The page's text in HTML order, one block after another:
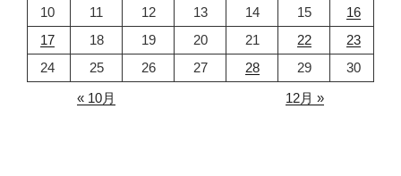
10
11 12 13 14 15
16
17
18 19 20 21 22
23
24
25 26 27 28 29
30
« 10月
12月 »